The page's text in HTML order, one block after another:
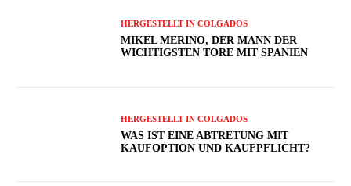
HERGESTELLT IN COLGADOS
MIKEL MERINO, DER MANN DER
WICHTIGSTEN TORE MIT SPANIEN
HERGESTELLT IN COLGADOS
WAS IST EINE ABTRETUNG MIT
KAUFOPTION UND KAUFPFLICHT?